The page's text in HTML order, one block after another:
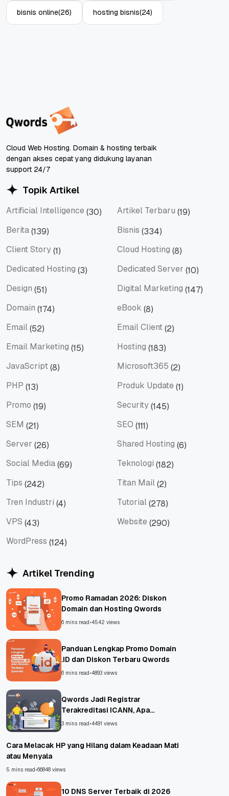
bisnis online(26) hosting bisnis(24)
Cloud Web Hosting. Domain & hosting terbaik
dengan akses cepat yang didukung layanan
support 24/7
Topik Artikel
Artificial Intelligence (30) Artikel Terbaru (19)
Berita(139) Bisnis (334)
Client Story(1) Cloud Hosting (8)
Dedicated Hosting (3) Dedicated Server (10)
Design (51) Digital Marketing (147)
Domain (174) eBook (8)
Email(52) Email Client(2)
Email Marketing (15) Hosting (183)
JavaScript(8) Microsoft365 (2)
PHP (13) Produk Update (1)
Promo (19) Security(145)
SEM (21) SEO (111)
Server (26) Shared Hosting (6)
Social Media(69) Teknologi (182)
Tips (242) Titan Mail(2)
Tren Industri (4) Tutorial(278)
VPS (43) Website (290)
WordPress (124)
Artikel Trending
Promo Ramadan 2026: Diskon
Domain dan Hosting Qwords
6 mins read•4542 views
Panduan Lengkap Promo Domain
.ID dan Diskon Terbaru Qwords
6 mins read•4893 views
Qwords Jadi Registrar
Terakreditasi ICANN, Apa
Untungnya?
3 mins read•4491 views
Cara Melacak HP yang Hilang dalam Keadaan Mati
atau Menyala
5 mins read•66848 views
10 DNS Server Terbaik di 2026